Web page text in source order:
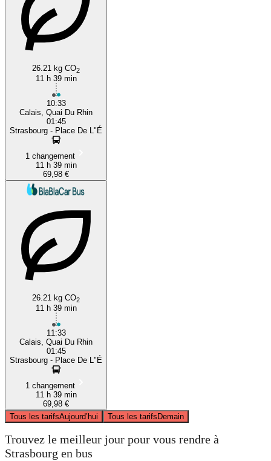
26.21 kg CO2
11 h 39 min
10:33
Calais, Quai Du Rhin
01:45
Strasbourg - Place De L"É
1 changement
11 h 39 min
69,98 €
26.21 kg CO2
11 h 39 min
11:33
Calais, Quai Du Rhin
01:45
Strasbourg - Place De L"É
1 changement
11 h 39 min
69,98 €
Tous les tarifsAujourd’hui Tous les tarifsDemain
Trouvez le meilleur jour pour vous rendre à
Strasbourg en bus